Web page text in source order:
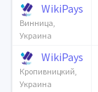
WikiPays
Винница,
Украина
WikiPays
Кропивницкий,
Украина